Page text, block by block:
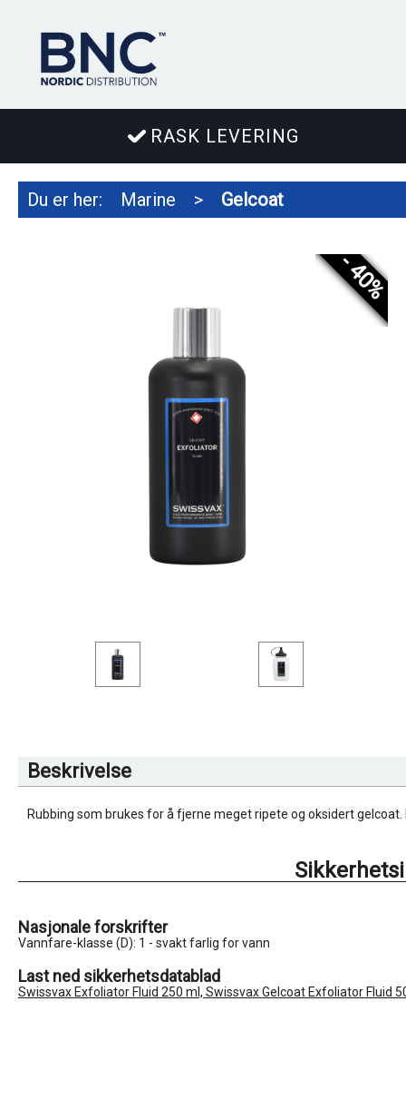
RASK LEVERING
Du er her: Marine > Gelcoat
- 40%
Beskrivelse
Rubbing som brukes for å fjerne meget ripete og oksidert
Nasjonale forskrifter
Vannfare-klasse (D): 1 - svakt farlig for vann
Last ned sikkerhetsdatablad
Swissvax Exfoliator Fluid 250 ml, Swissvax Gelcoat Exfoliator Fluid